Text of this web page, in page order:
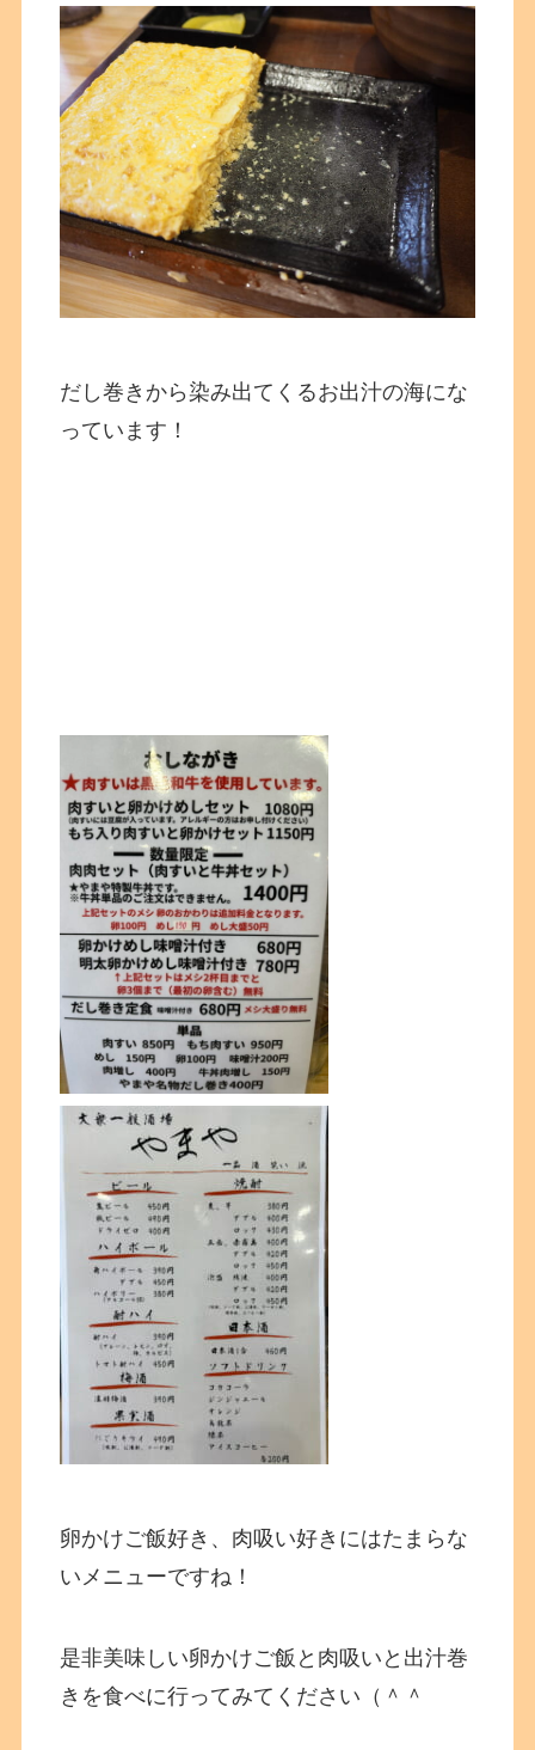
だし巻きから染み出てくるお出汁の海にな
っています！
卵かけご飯好き、肉吸い好きにはたまらな
いメニューですね！
是非美味しい卵かけご飯と肉吸いと出汁巻
きを食べに行ってみてください（＾＾